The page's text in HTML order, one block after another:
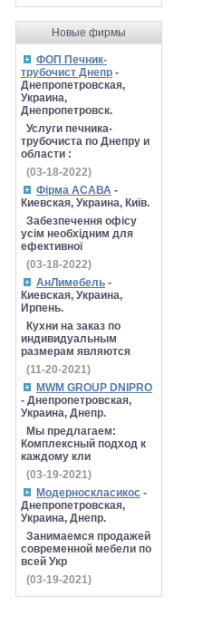
Новые фирмы
ФОП Печник-
трубочист Днепр -
Днепропетровская,
Украина,
Днепропетровск.
Услуги печника-
трубочиста по Днепру и
области :
(03-18-2022)
Фірма АСАВА -
Киевская, Украина, Київ.
Забезпечення офісу
усім необхідним для
ефективної
(03-18-2022)
АнЛимебель -
Киевская, Украина,
Ирпень.
Кухни на заказ по
индивидуальным
размерам являются
(11-20-2021)
MWM GROUP DNIPRO
- Днепропетровская,
Украина, Днепр.
Мы предлагаем:
Комплексный подход к
каждому кли
(03-19-2021)
Модерноскласикос -
Днепропетровская,
Украина, Днепр.
Занимаемся продажей
современной мебели по
всей Укр
(03-19-2021)